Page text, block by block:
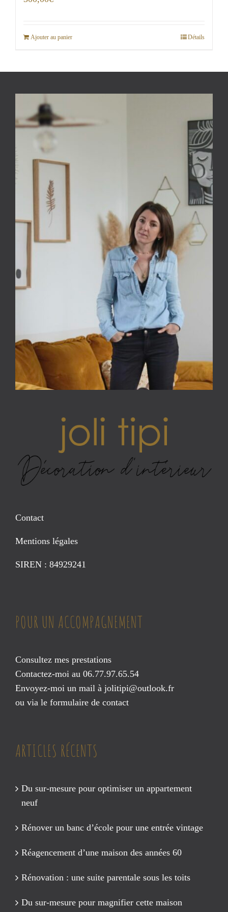
Ajouter au panier Détails
Contact
Mentions légales
SIREN : 84929241
POUR UN ACCOMPAGNEMENT
Consultez mes prestations
Contactez-moi au 06.77.97.65.54
Envoyez-moi un mail à jolitipi@outlook.fr
ou via le formulaire de contact
ARTICLES RÉCENTS
Du sur-mesure pour optimiser un appartement
neuf
Rénover un banc d’école pour une entrée vintage
Réagencement d’une maison des années 60
Rénovation : une suite parentale sous les toits
Du sur-mesure pour magnifier cette maison